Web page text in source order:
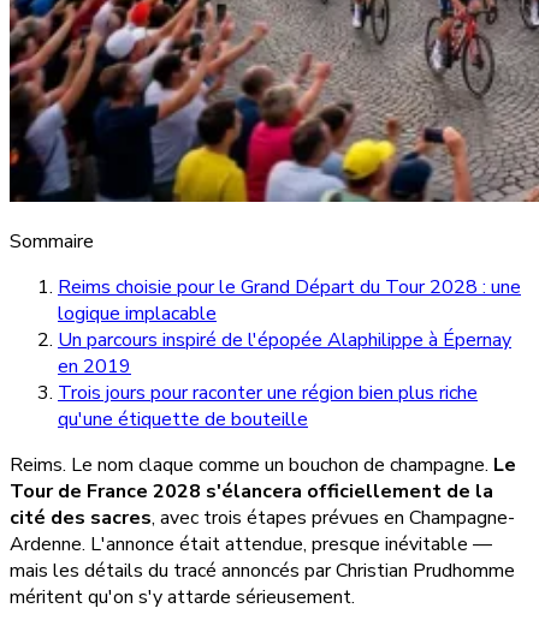
Sommaire
Reims choisie pour le Grand Départ du Tour 2028 : une
logique implacable
Un parcours inspiré de l'épopée Alaphilippe à Épernay
en 2019
Trois jours pour raconter une région bien plus riche
qu'une étiquette de bouteille
Reims. Le nom claque comme un bouchon de champagne. Le
Tour de France 2028 s'élancera officiellement de la
cité des sacres, avec trois étapes prévues en Champagne-
Ardenne. L'annonce était attendue, presque inévitable —
mais les détails du tracé annoncés par Christian Prudhomme
méritent qu'on s'y attarde sérieusement.